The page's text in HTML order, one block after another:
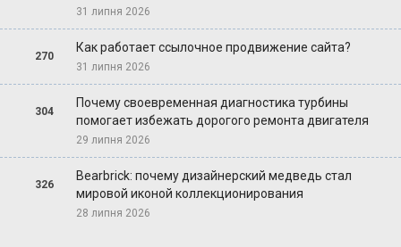
31 липня 2026
270
Как работает ссылочное продвижение сайта?
31 липня 2026
304
Почему своевременная диагностика турбины
помогает избежать дорогого ремонта двигателя
29 липня 2026
326
Bearbrick: почему дизайнерский медведь стал
мировой иконой коллекционирования
28 липня 2026